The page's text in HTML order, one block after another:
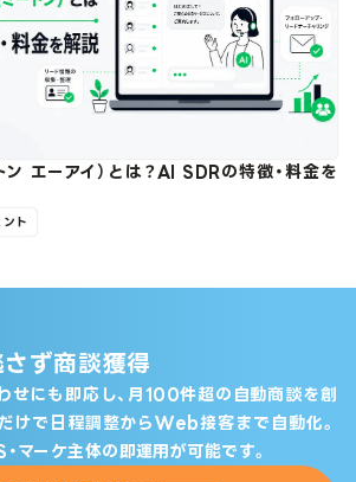
エーアイ）とは？AI SDRの特徴・料金を
ト
さず商談獲得
せにも即応し、月100件超の自動商談を創
けで日程調整からWeb接客まで自動化。
マーケ主体の即運用が可能です。